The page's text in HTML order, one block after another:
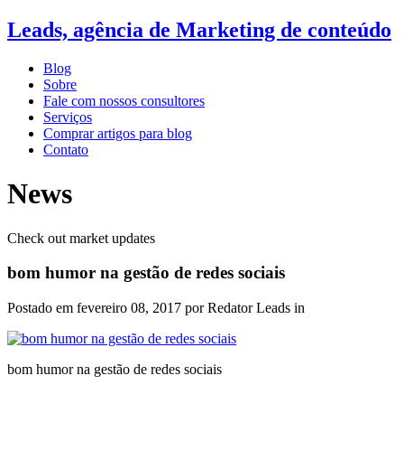
Leads, agência de Marketing de conteúdo
Blog
Sobre
Fale com nossos consultores
Serviços
Comprar artigos para blog
Contato
News
Check out market updates
bom humor na gestão de redes sociais
Postado em fevereiro 08, 2017 por Redator Leads in
bom humor na gestão de redes sociais